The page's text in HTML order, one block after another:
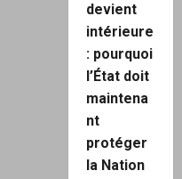
devient
intérieure
: pourquoi
l’État doit
maintena
nt
protéger
la Nation